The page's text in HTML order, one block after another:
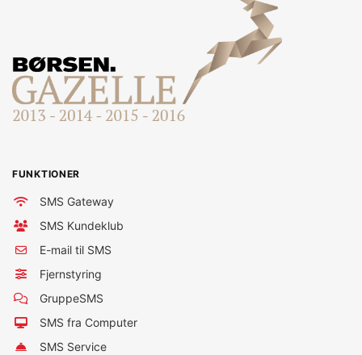
FUNKTIONER
SMS Gateway
SMS Kundeklub
E-mail til SMS
Fjernstyring
GruppeSMS
SMS fra Computer
SMS Service